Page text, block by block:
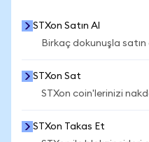
STXon Satın Al
Birkaç dokunuşla satın
STXon Sat
STXon coin'lerinizi
STXon Takas Et